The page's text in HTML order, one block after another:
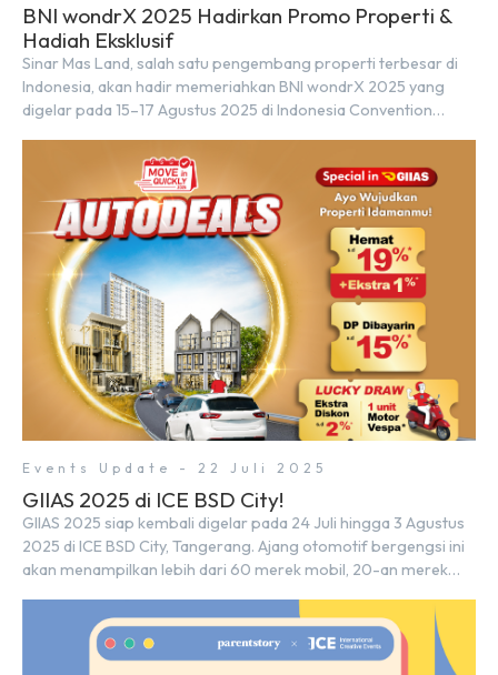
BNI wondrX 2025 Hadirkan Promo Properti &
Hadiah Eksklusif
Sinar Mas Land, salah satu pengembang properti terbesar di
Indonesia, akan hadir memeriahkan BNI wondrX 2025 yang
digelar pada 15–17 Agustus 2025 di Indonesia Convention
Land. Partisipasi ini menjadi wujud komitmen Sinar Mas Land
dalam memberikan kemudahan dan pengalaman berbeda bagi
para pencari hunian […]
Events Update - 22 Juli 2025
GIIAS 2025 di ICE BSD City!
GIIAS 2025 siap kembali digelar pada 24 Juli hingga 3 Agustus
2025 di ICE BSD City, Tangerang. Ajang otomotif bergengsi ini
akan menampilkan lebih dari 60 merek mobil, 20-an merek
pusat perhatian bagi para pecinta otomotif, GIIAS juga menjadi
tempat berkumpulnya komunitas dan pelaku industri untuk
menjalin […]